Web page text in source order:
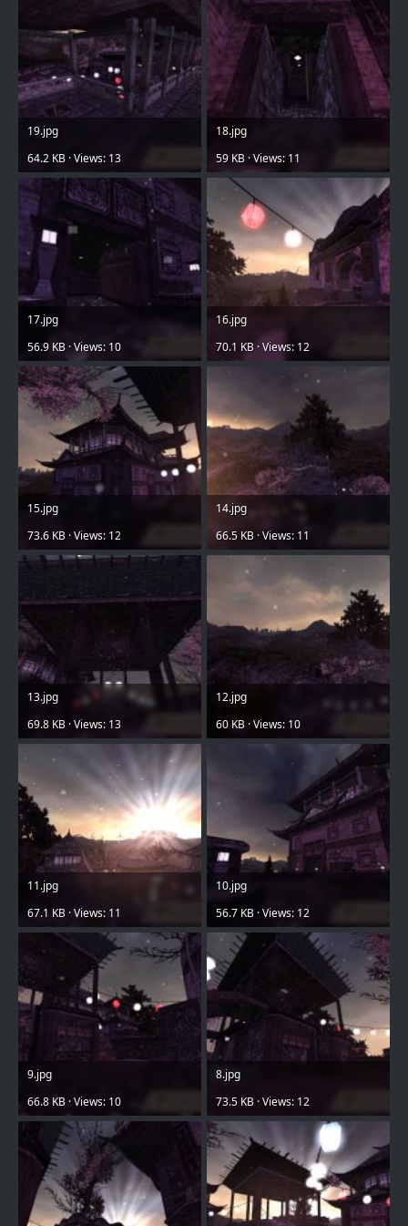
19.jpg
64.2 KB · Views: 13
18.jpg
59 KB · Views: 11
17.jpg
56.9 KB · Views: 10
16.jpg
70.1 KB · Views: 12
15.jpg
73.6 KB · Views: 12
14.jpg
66.5 KB · Views: 11
13.jpg
69.8 KB · Views: 13
12.jpg
60 KB · Views: 10
11.jpg
67.1 KB · Views: 11
10.jpg
56.7 KB · Views: 12
9.jpg
66.8 KB · Views: 10
8.jpg
73.5 KB · Views: 12